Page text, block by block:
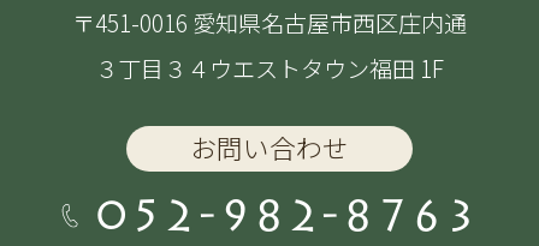
〒451-0016 愛知県名古屋市西区庄内通
３丁目３４ウエストタウン福田 1F
お問い合わせ
052-982-8763